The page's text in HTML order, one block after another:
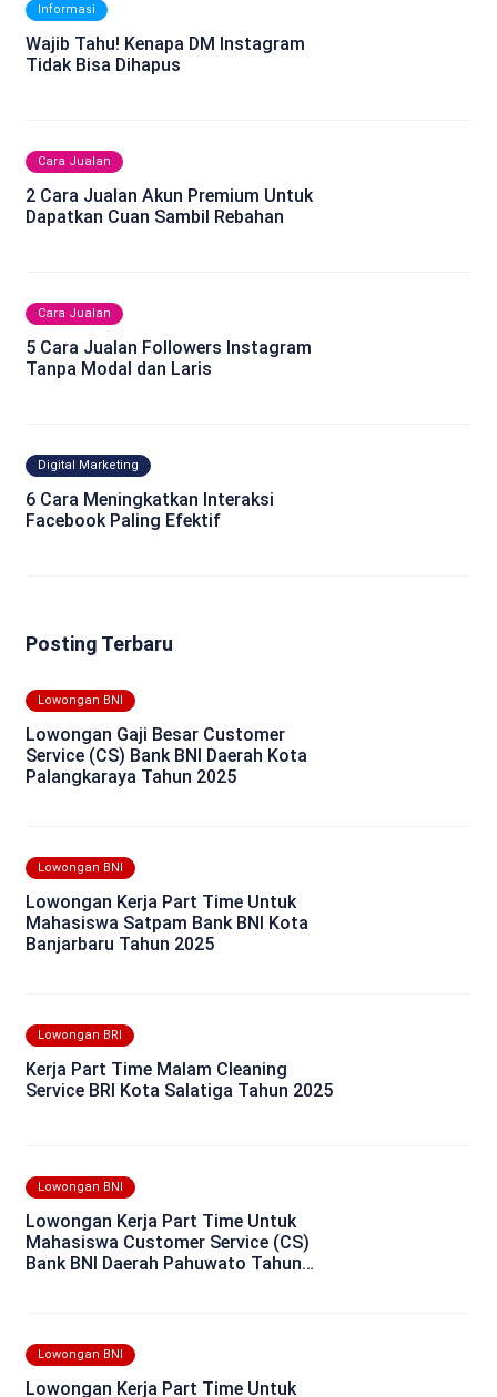
Informasi
Wajib Tahu! Kenapa DM Instagram
Tidak Bisa Dihapus
Cara Jualan
2 Cara Jualan Akun Premium Untuk
Dapatkan Cuan Sambil Rebahan
Cara Jualan
5 Cara Jualan Followers Instagram
Tanpa Modal dan Laris
Digital Marketing
6 Cara Meningkatkan Interaksi
Facebook Paling Efektif
Posting Terbaru
Lowongan BNI
Lowongan Gaji Besar Customer
Service (CS) Bank BNI Daerah Kota
Palangkaraya Tahun 2025
Lowongan BNI
Lowongan Kerja Part Time Untuk
Mahasiswa Satpam Bank BNI Kota
Banjarbaru Tahun 2025
Lowongan BRI
Kerja Part Time Malam Cleaning
Service BRI Kota Salatiga Tahun 2025
Lowongan BNI
Lowongan Kerja Part Time Untuk
Mahasiswa Customer Service (CS)
Bank BNI Daerah Pahuwato Tahun
Lowongan BNI
Lowongan Kerja Part Time Untuk